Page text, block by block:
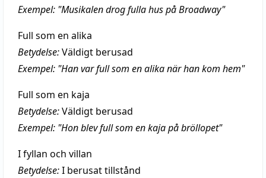
Exempel: "Musikalen drog fulla hus på Broadway"
Full som en alika
Betydelse:Väldigt berusad
Exempel: "Han var full som en alika när han kom hem"
Full som en kaja
Betydelse:Väldigt berusad
Exempel: "Hon blev full som en kaja på bröllopet"
I fyllan och villan
Betydelse:I berusat tillstånd